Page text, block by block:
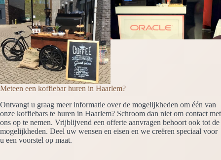
Meteen een koffiebar huren in Haarlem?
Ontvangt u graag meer informatie over de mogelijkheden om één van
onze koffiebars te huren in Haarlem? Schroom dan niet om contact met
ons op te nemen. Vrijblijvend een offerte aanvragen behoort ook tot de
mogelijkheden. Deel uw wensen en eisen en we creëren speciaal voor
u een voorstel op maat.